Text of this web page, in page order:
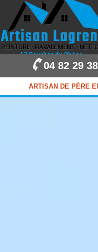
04 82 29
ARTISAN DE PÈRE